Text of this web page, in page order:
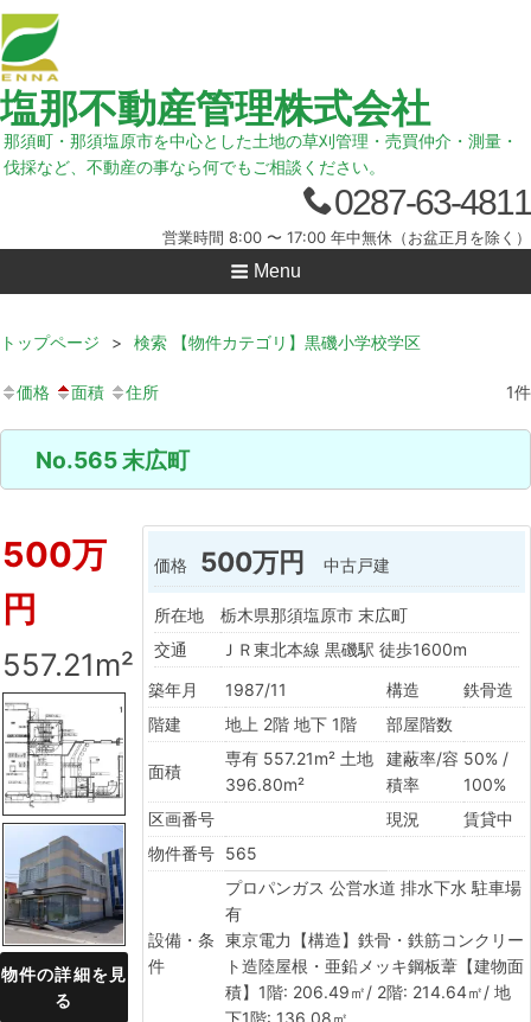
塩那不動産管理株式会社
那須町・那須塩原市を中心とした土地の草刈管理・売買仲介・測量・
伐採など、不動産の事なら何でもご相談ください。
0287-63-4811
営業時間 8:00 〜 17:00 年中無休（お盆正月を除く）
Menu
トップページ > 検索 【物件カテゴリ】黒磯小学校学区
価格 面積 住所 1件
No.565 末広町
500万
円
557.21m²
物件の詳細を見
る
価格 500万円 中古戸建
所在地
栃木県那須塩原市 末広町
交通
ＪＲ東北本線 黒磯駅 徒歩1600m
築年月
1987/11 構造
鉄骨造
階建
地上 2階 地下 1階 部屋階数
面積
専有 557.21m² 土地
396.80m²
建蔽率/容
積率
50% /
100%
区画番号
現況
賃貸中
物件番号 565
設備・条
件
プロパンガス 公営水道 排水下水 駐車場
有
東京電力【構造】鉄骨・鉄筋コンクリー
ト造陸屋根・亜鉛メッキ鋼板葦【建物面
積】1階: 206.49㎡/ 2階: 214.64㎡/ 地